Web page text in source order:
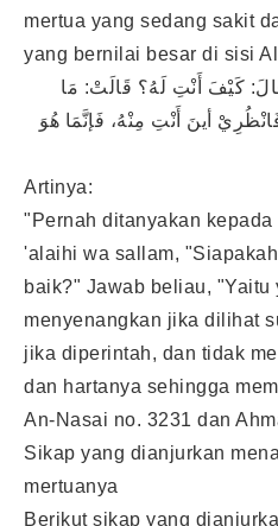
mertua yang sedang sakit
yang bernilai besar di sisi
كَيْفَ أَنْتِ لَهُ؟ قَالَتْ: مَا
أينَ أَنْتِ مِنْهُ، فَإنَّمَا هُوَ
Artinya:
"Pernah ditanyakan
'alaihi wa sallam,
baik?" Jawab beliau, "Yaitu
menyenangkan jika dilihat
jika diperintah, dan tidak
dan hartanya sehingga
An-Nasai no. 3231 dan
Sikap yang dianjurkan
mertuanya
Berikut sikap yang